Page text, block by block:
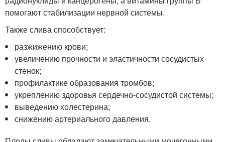
помогают стабилизации нервной системы.
Также слива способствует:
разжижению крови;
увеличению прочности и эластичности сосудистых
стенок;
профилактике образования тромбов;
укреплению здоровья сердечно-сосудистой системы;
выведению холестерина;
снижению артериального давления.